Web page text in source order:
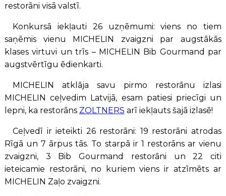
restorāni visā valstī.
Konkursā iekļauti 26 uzņēmumi: viens no tiem
saņēmis vienu MICHELIN zvaigzni par augstākās
klases virtuvi un trīs – MICHELIN Bib Gourmand par
augstvērtīgu ēdienkarti.
MICHELIN atklāja savu pirmo restorānu izlasi
MICHELIN ceļvedim Latvijā, esam patiesi priecīgi un
lepni, ka restorāns ZOLTNERS arī iekļauts šajā izlasē!
Ceļvedī ir ieteikti 26 restorāni: 19 restorāni atrodas
Rīgā un 7 ārpus tās. To starpā ir 1 restorāns ar vienu
zvaigzni, 3 Bib Gourmand restorāni un 22 citi
ieteicamie restorāni, no kuriem viens ir atzīmēts ar
MICHELIN Zaļo zvaigzni.